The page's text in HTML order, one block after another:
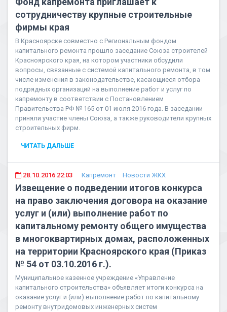
сотрудничеству крупные строительные
фирмы края
В Красноярске совместно с Региональным фондом
капитального ремонта прошло заседание Союза строителей
Красноярского края, на котором участники обсудили
вопросы, связанные с системой капитального ремонта, в том
числе изменения в законодательстве, касающиеся отбора
подрядных организаций на выполнение работ и услуг по
капремонту в соответствии с Постановлением
Правительства РФ № 165 от 01 июля 2016 года. В заседании
приняли участие члены Союза, а также руководители крупных
строительных фирм.
ЧИТАТЬ ДАЛЬШЕ
28.10.2016 22:03 Капремонт Новости ЖКХ
Извещение о подведении итогов конкурса
на право заключения договора на оказание
услуг и (или) выполнение работ по
капитальному ремонту общего имущества
в многоквартирных домах, расположенных
на территории Красноярского края (Приказ
№ 54 от 03.10.2016 г.).
Муниципальное казенное учреждение «Управление
капитального строительства» объявляет итоги конкурса на
оказание услуг и (или) выполнение работ по капитальному
ремонту внутридомовых инженерных систем